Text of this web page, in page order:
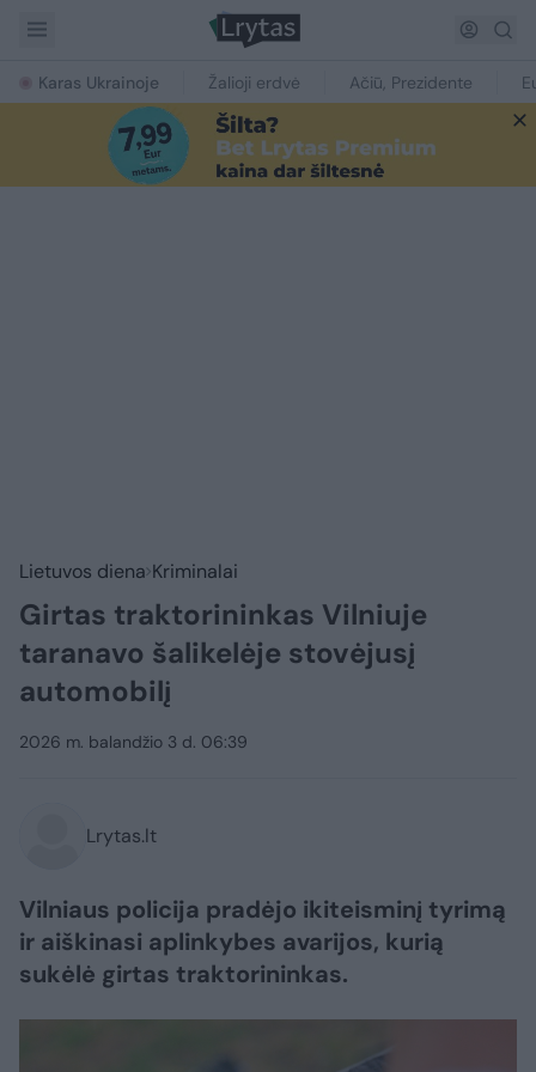
Karas Ukrainoje Žalioji erdvė Ačiū, Prezidente
Lietuvos diena Kriminalai
Girtas traktorininkas Vilniuje
taranavo šalikelėje stovėjusį
automobilį
2026 m. balandžio 3 d. 06:39
Lrytas.lt
Vilniaus policija pradėjo ikiteisminį tyrimą
ir aiškinasi aplinkybes avarijos, kurią
sukėlė girtas traktorininkas.